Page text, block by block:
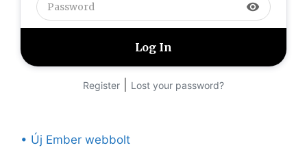
visibility
Register Lost your password?
• Új Ember webbolt